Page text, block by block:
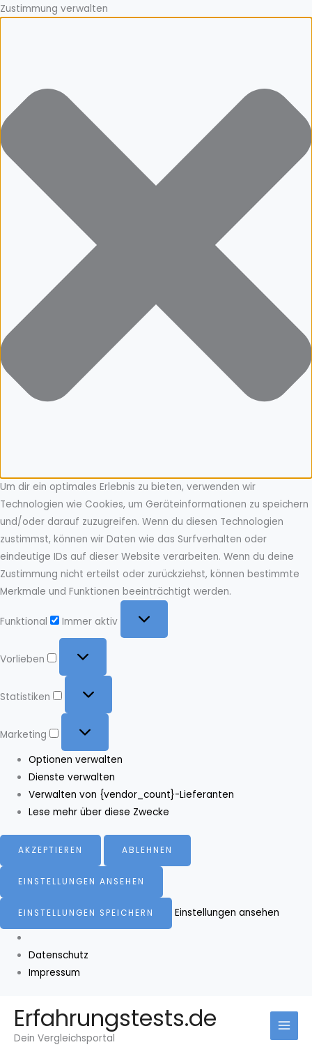
Zustimmung verwalten
Um dir ein optimales Erlebnis zu bieten, verwenden wir
Technologien wie Cookies, um Geräteinformationen zu speichern
und/oder darauf zuzugreifen. Wenn du diesen Technologien
zustimmst, können wir Daten wie das Surfverhalten oder
eindeutige IDs auf dieser Website verarbeiten. Wenn du deine
Zustimmung nicht erteilst oder zurückziehst, können bestimmte
Merkmale und Funktionen beeinträchtigt werden.
Funktional
Immer aktiv
Vorlieben
Statistiken
Marketing
Optionen verwalten
Dienste verwalten
Verwalten von {vendor_count}-Lieferanten
Lese mehr über diese Zwecke
AKZEPTIEREN ABLEHNEN
EINSTELLUNGEN ANSEHEN
EINSTELLUNGEN SPEICHERN Einstellungen ansehen
Datenschutz
Impressum
Inhalt
springen
Erfahrungstests.de
Dein Vergleichsportal